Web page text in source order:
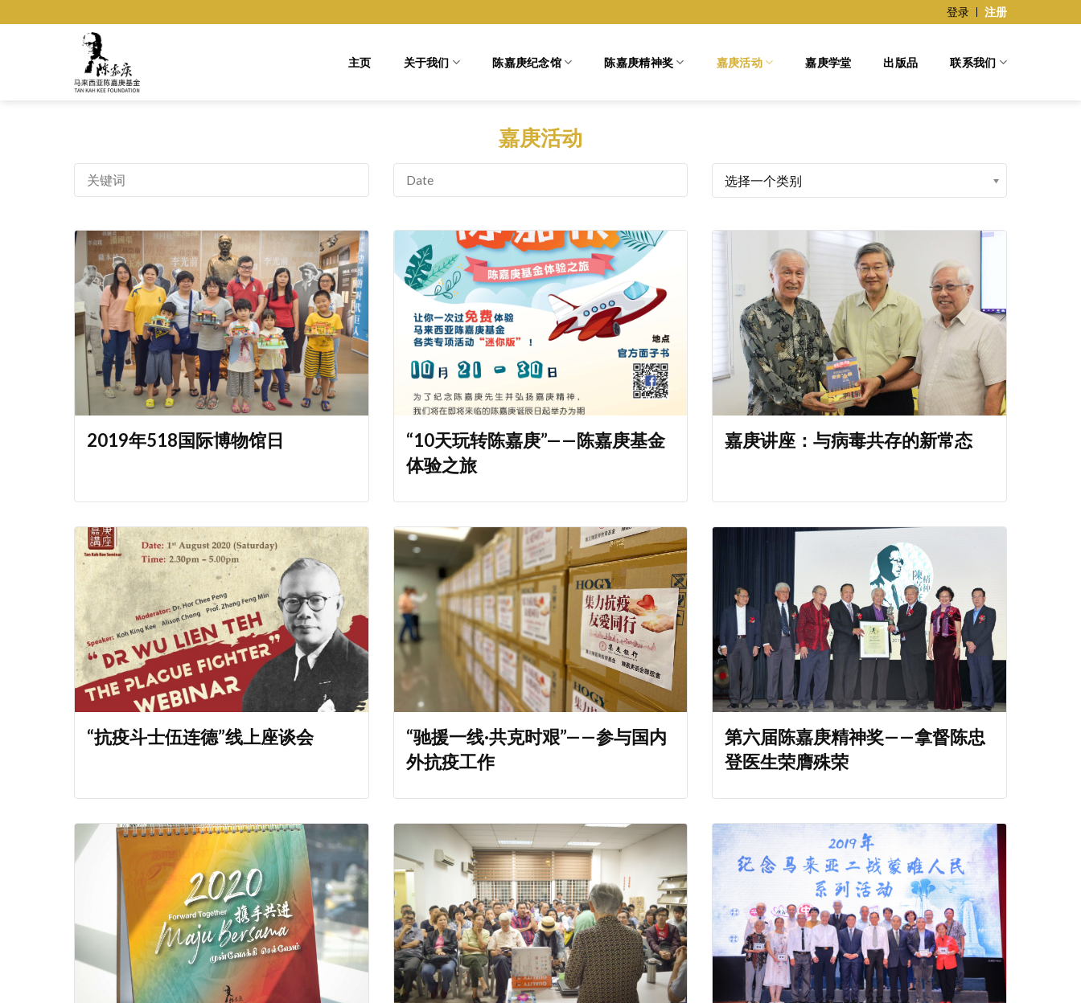
to
登录 注册
主页 关于我们 陈嘉庚纪念馆 陈嘉庚精神奖 嘉庚活动 嘉庚学堂 出版品 联系我们
嘉庚活动
选择一个类别
2019年518国际博物馆日
“10天玩转陈嘉庚”——陈嘉庚基金
体验之旅
嘉庚讲座：与病毒共存的新常态
“抗疫斗士伍连德”线上座谈会
“驰援一线·共克时艰”——参与国内
外抗疫工作
第六届陈嘉庚精神奖——拿督陈忠
登医生荣膺殊荣